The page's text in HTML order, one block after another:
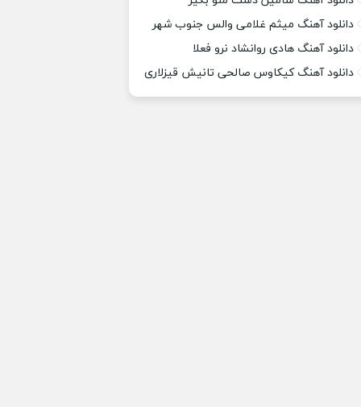
دانلود آهنگ میثم غلامی والس جنوب شهر
دانلود آهنگ هادی روانشاد نرو فعلا
دانلود آهنگ کیکاوس صالحی تانیش قیزلاری